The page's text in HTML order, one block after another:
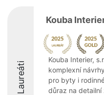
Laureáti
Kouba
Kouba Interier,
komplexní
pro byty i
důraz na